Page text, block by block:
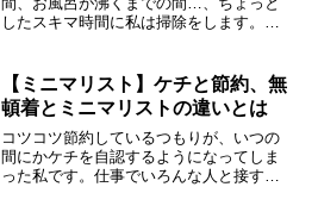
したスキマ時間に私は掃除をします。気
するだけ。ちょこちょこ掃除をしておけ
ば、家が散らかることはなく...
【ミニマリスト】ケチと節約、無
頓着とミニマリストの違いとは
コツコツ節約しているつもりが、いつの
間にかケチを自認するようになってしま
った私です。仕事でいろんな人と接する